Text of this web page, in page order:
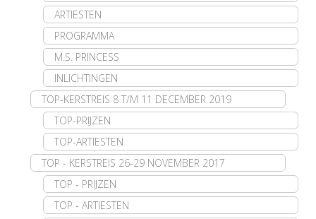
ARTIESTEN
PROGRAMMA
M.S. PRINCESS
INLICHTINGEN
TOP-KERSTREIS 8 T/M 11 DECEMBER 2019
TOP-PRIJZEN
TOP-ARTIESTEN
TOP - KERSTREIS 26-29 NOVEMBER 2017
TOP - PRIJZEN
TOP - ARTIESTEN